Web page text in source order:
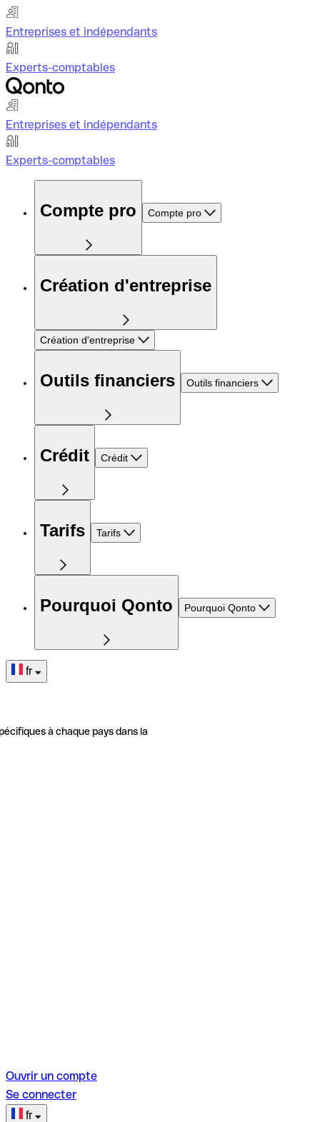
Entreprises et indépendants
Experts-comptables
Entreprises et indépendants
Experts-comptables
Compte pro Compte pro
Création d'entreprise
Création d'entreprise
Outils financiers Outils financiers
Crédit Crédit
Tarifs Tarifs
Pourquoi Qonto Pourquoi Qonto
fr
à chaque pays dans la
Ouvrir un compte
Se connecter
fr